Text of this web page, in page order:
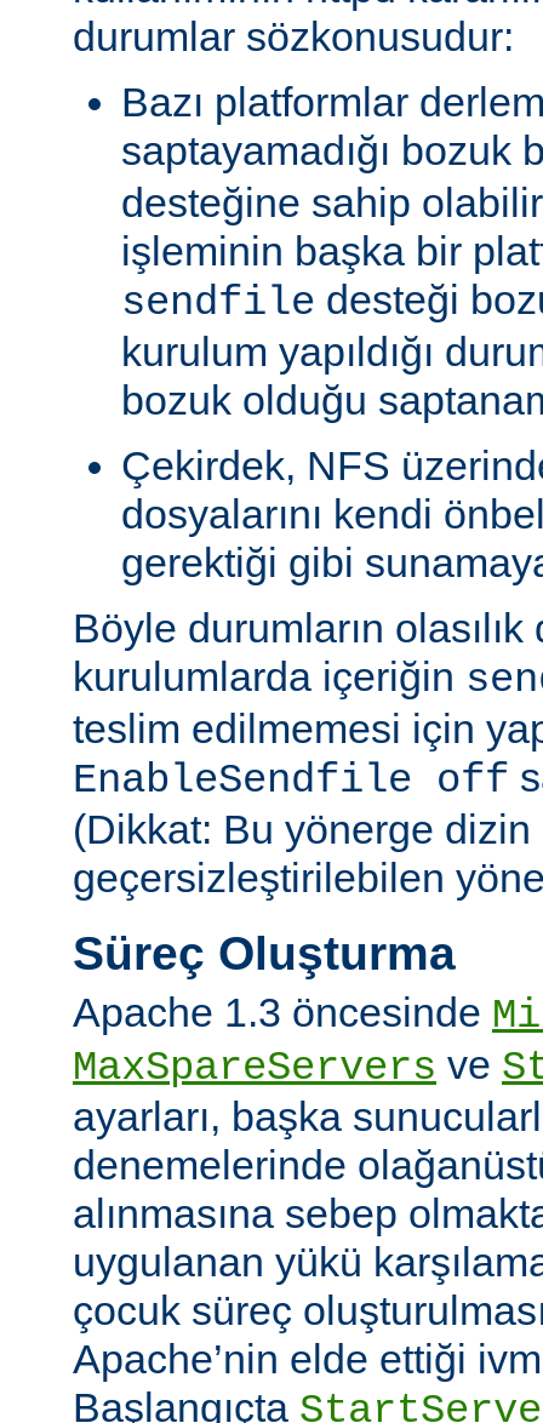
durumlar sözkonusudur:
Bazı platformlar
saptayamadığı bozuk
desteğine sahip
işleminin başka bir
sendfile desteği
kurulum yapıldığı
bozuk olduğu
Çekirdek, NFS
dosyalarını kendi
gerektiği gibi
Böyle durumların
kurulumlarda içeriğin
teslim edilmemesi için
EnableSendfile off
(Dikkat: Bu yönerge
geçersizleştirilebilen
Süreç Oluşturma
Apache 1.3 öncesinde
MaxSpareServers ve
ayarları, başka
denemelerinde
alınmasına sebep
uygulanan yükü
çocuk süreç
Apache’nin elde ettiği
Başlangıçta